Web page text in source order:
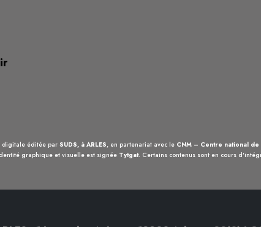
digitale éditée parSUDS, à ARLES, en partenariat avec le CNM – Centre national de
graphique et visuelle est signée Tytgat. Certains contenus sont en cours